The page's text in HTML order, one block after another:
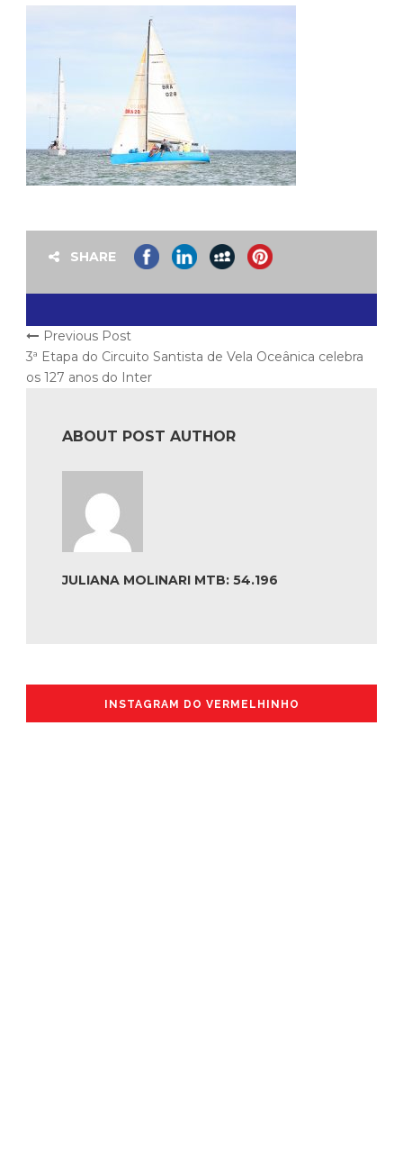
SHARE
Previous Post
3ª Etapa do Circuito Santista de Vela Oceânica celebra
os 127 anos do Inter
ABOUT POST AUTHOR
JULIANA MOLINARI MTB: 54.196
INSTAGRAM DO VERMELHINHO